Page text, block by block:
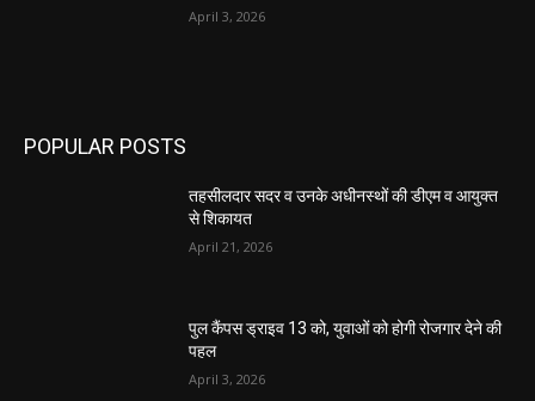
April 3, 2026
POPULAR POSTS
तहसीलदार सदर व उनके अधीनस्थों की डीएम व आयुक्त
से शिकायत
April 21, 2026
पुल कैंपस ड्राइव 13 को, युवाओं को होगी रोजगार देने की
पहल
April 3, 2026